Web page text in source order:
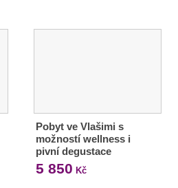
Pobyt ve Vlašimi s
možností wellness i
pivní degustace
5 850 Kč